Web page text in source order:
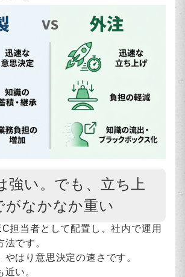
い。でも、立ち上
がなかなか重い
担当者として配置し、社内で運用
です。
やはり意思決定の速さです。
い。